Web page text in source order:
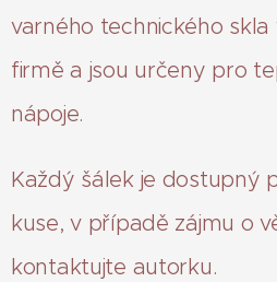
varného technického
firmě a jsou určeny pro
nápoje.
Každý šálek je dostupný
kuse, v případě zájmu o
kontaktujte autorku.